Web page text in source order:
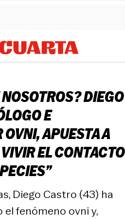
DIEGO
E
APUESTA A
EL CONTACTO
Diego Castro (43) ha
fenómeno ovni y,